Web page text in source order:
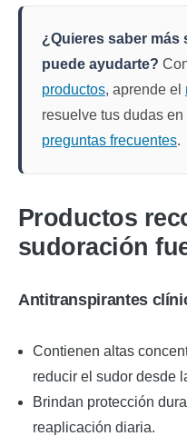
¿Quieres saber
puede ayudarte?
productos, aprende el
resuelve tus dudas
preguntas frecuentes.
Productos
sudoración
Antitranspirantes
Contienen altas
reducir el sudor desde
Brindan protección
reaplicación diaria.